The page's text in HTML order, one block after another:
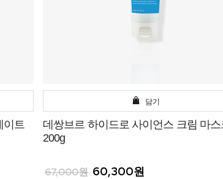
이트
담기
데쌍브르 하이드로 사이언스 크림 마스
200g
67,000원 60,300원